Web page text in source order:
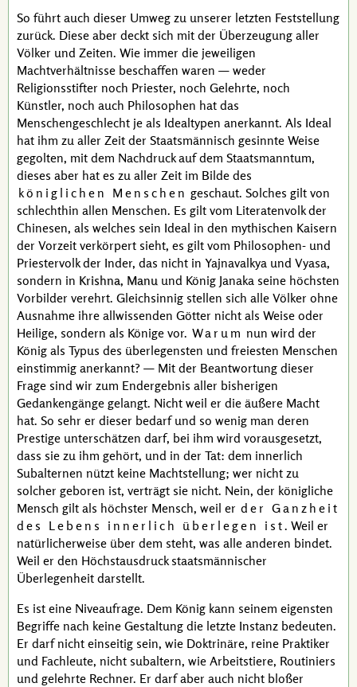
So führt auch dieser Umweg zu unserer letzten Feststellung
zurück. Diese aber deckt sich mit der Überzeugung aller
Völker und Zeiten. Wie immer die jeweiligen
Machtverhältnisse beschaffen waren — weder
Religionsstifter noch Priester, noch Gelehrte, noch
Künstler, noch auch Philosophen hat das
Menschengeschlecht je als Idealtypen anerkannt. Als Ideal
hat ihm zu aller Zeit der Staatsmännisch gesinnte Weise
gegolten, mit dem Nachdruck auf dem Staatsmanntum,
dieses aber hat es zu aller Zeit im Bilde des
königlichen Menschen geschaut. Solches gilt von
schlechthin allen Menschen. Es gilt vom Literatenvolk der
Chinesen, als welches sein Ideal in den mythischen Kaisern
der Vorzeit verkörpert sieht, es gilt vom Philosophen- und
Priestervolk der Inder, das nicht in Yajnavalkya und Vyasa,
sondern in Krishna, Manu und König Janaka seine höchsten
Vorbilder verehrt. Gleichsinnig stellen sich alle Völker ohne
Ausnahme ihre allwissenden Götter nicht als Weise oder
Heilige, sondern als Könige vor. Warum nun wird der
König als Typus des überlegensten und freiesten Menschen
einstimmig anerkannt? — Mit der Beantwortung dieser
Frage sind wir zum Endergebnis aller bisherigen
Gedankengänge gelangt. Nicht weil er die äußere Macht
hat. So sehr er dieser bedarf und so wenig man deren
Prestige unterschätzen darf, bei ihm wird vorausgesetzt,
dass sie zu ihm gehört, und in der Tat: dem innerlich
Subalternen nützt keine Machtstellung; wer nicht zu
solcher geboren ist, verträgt sie nicht. Nein, der königliche
Mensch gilt als höchster Mensch, weil er der Ganzheit
des Lebens innerlich überlegen ist. Weil er
natürlicherweise über dem steht, was alle anderen bindet.
Weil er den Höchstausdruck staatsmännischer
Überlegenheit darstellt.
Es ist eine Niveaufrage. Dem König kann seinem eigensten
Begriffe nach keine Gestaltung die letzte Instanz bedeuten.
Er darf nicht einseitig sein, wie Doktrinäre, reine Praktiker
und Fachleute, nicht subaltern, wie Arbeitstiere, Routiniers
und gelehrte Rechner. Er darf aber auch nicht bloßer